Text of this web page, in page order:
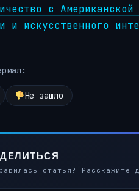
с
и искусственного
Не зашло
статья? Расскажите